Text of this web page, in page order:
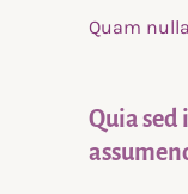
Quam
Quia sed